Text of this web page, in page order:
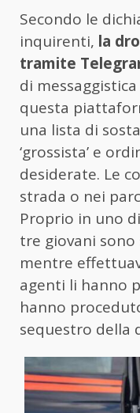
Secondo le
inquirenti, la
tramite
di
questa
una lista di
‘grossista’ e
desiderate. Le
strada o nei
Proprio in uno
tre giovani
mentre
agenti li hanno
hanno
sequestro della